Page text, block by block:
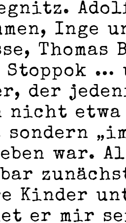
Inge
Stoppok …
der
nicht etwa
sondern
war.
Kinder
er mir